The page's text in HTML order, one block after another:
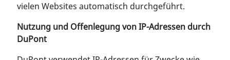
vielen Websites automatisch durchgeführt.
Nutzung und Offenlegung von IP-Adressen durch
DuPont